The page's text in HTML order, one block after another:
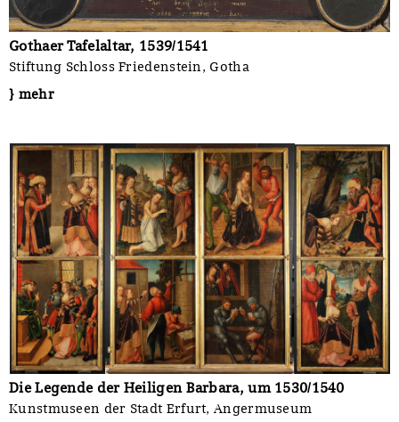
Gothaer Tafelaltar, 1539/1541
Stiftung Schloss Friedenstein, Gotha
} mehr
Die Legende der Heiligen Barbara, um 1530/1540
Kunstmuseen der Stadt Erfurt, Angermuseum